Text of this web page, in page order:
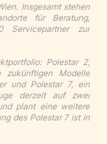
Insgesamt stehen
für Beratung,
Servicepartner zur
Polestar 2,
Modelle
und Polestar 7, ein
derzeit auf zwei
plant eine weitere
des Polestar 7 ist in